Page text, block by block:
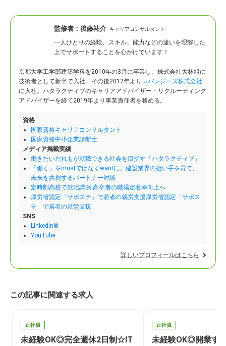
監修者： 後藤祐介 キャリアコンサルタント
一人ひとりの経験、スキル、能力などの違いを理解した
上でサポートすることを心がけています！
京都大学工学部建築学科を2010年の3月に卒業し、株式会社大林組に
技術者として新卒で入社。 その後2012年より レバレジーズ株式会社
に入社。ハタラクティブのキャリアアドバイザー・リクルーティング
アドバイザーを経て2019年より事業責任者を務める。
資格
国家資格キャリアコンサルタント
国家資格中小企業診断士
メディア掲載実績
働きたいだれもが就職できる社会を目指す「ハタラクティブ」
「働く」をmustではなくwantに。建設業界の担い手を育て、
未来を共創するパートナー対談
定時制高校で就活講演 高卒者の職場定着率向上へ
厚労省認定「サポステ」で若者の就労支援厚労省認定「サポス
テ」で若者の就労支援
SNS
LinkedIn®
YouTube
詳しいプロフィールはこちら
この記事に関連する求人
正社員
未経験OK◎完全週休2日制☆IT
正社員
未経験OK◎開業す